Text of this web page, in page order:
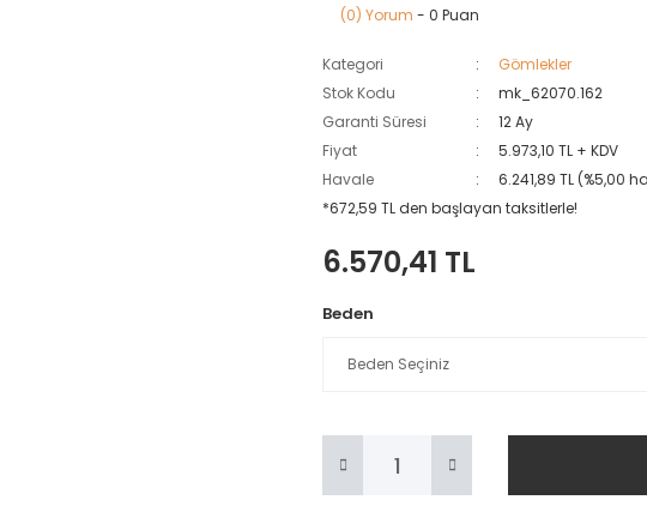
(0) Yorum - 0 Puan
Kategori
Gömlekler
Stok Kodu
mk_62070.162
Garanti Süresi
12 Ay
Fiyat
5.973,10 TL + KDV
Havale
6.241,89 TL (%5,00
*672,59 TL den başlayan taksitlerle!
6.570,41 TL
Beden